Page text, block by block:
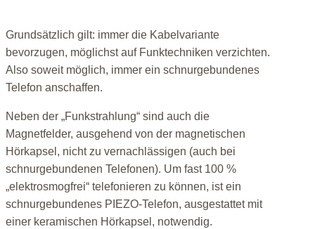
Grundsätzlich gilt: immer die Kabelvariante
bevorzugen, möglichst auf Funktechniken verzichten.
Also soweit möglich, immer ein schnurgebundenes
Telefon anschaffen.
Neben der „Funkstrahlung“ sind auch die
Magnetfelder, ausgehend von der magnetischen
Hörkapsel, nicht zu vernachlässigen (auch bei
schnurgebundenen Telefonen). Um fast 100 %
„elektrosmogfrei“ telefonieren zu können, ist ein
schnurgebundenes PIEZO-Telefon, ausgestattet mit
einer keramischen Hörkapsel, notwendig.